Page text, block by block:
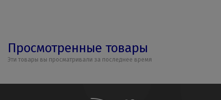
Просмотренные товары
Эти товары вы просматривали за последнее время